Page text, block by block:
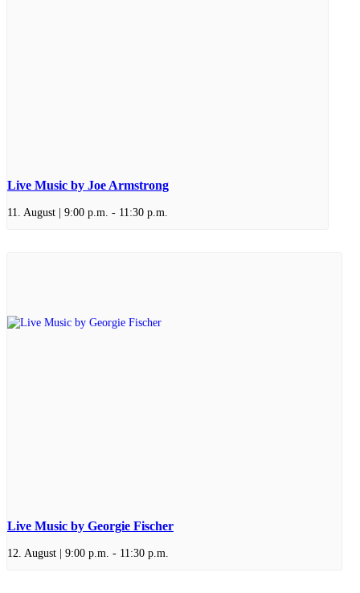
Live Music by Joe Armstrong
11. August | 9:00 p.m. - 11:30 p.m.
Live Music by Georgie Fischer
12. August | 9:00 p.m. - 11:30 p.m.